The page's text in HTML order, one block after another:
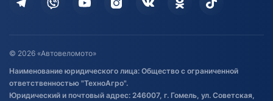
Дополнительные услуги
Оставить отзыв
Договор публичной оферты
Обработка файлов cookie
© 2026 «Автовеломото»
Наименование юридического лица: Общество с ограниченной
ответственностью "ТехноАгро".
Юридический и почтовый адрес: 246007, г. Гомель, ул. Советская,